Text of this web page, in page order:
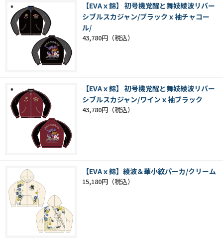
【EVAｘ錦】 初号機覚醒と舞妓綾波リバー
シブルスカジャン/ブラックｘ袖チャコー
ル/
43,780円
【EVAｘ錦】 初号機覚醒と舞妓綾波リバー
シブルスカジャン/ワインｘ袖ブラック
43,780円
【EVAｘ錦】綾波＆華小紋パーカ/クリーム
15,180円